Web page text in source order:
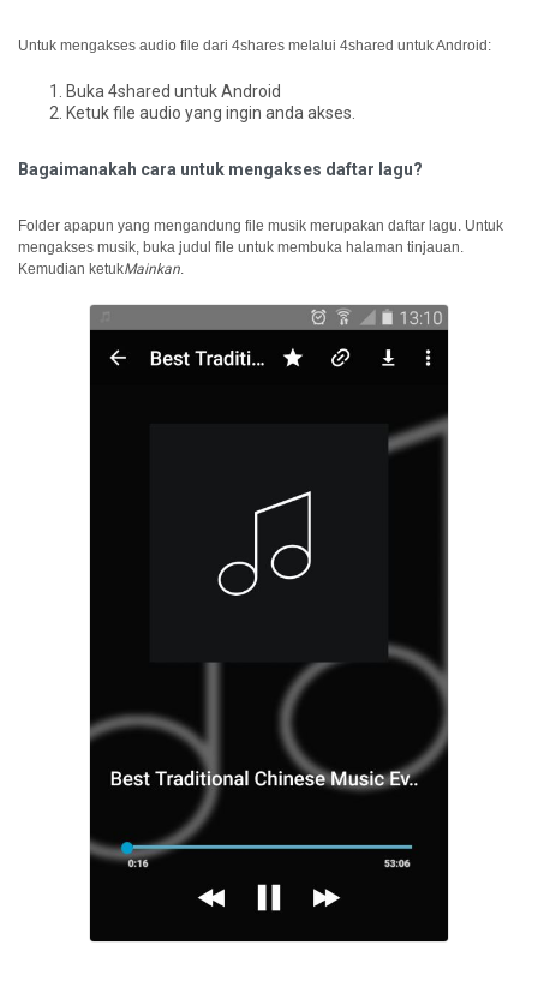
Untuk mengakses audio file dari 4shares melalui 4shared untuk Android:
Buka 4shared untuk Android
Ketuk file audio yang ingin anda akses.
Bagaimanakah cara untuk mengakses daftar lagu?
Folder apapun yang mengandung file musik merupakan daftar lagu. Untuk
mengakses musik, buka judul file untuk membuka halaman tinjauan.
Kemudian ketukMainkan.